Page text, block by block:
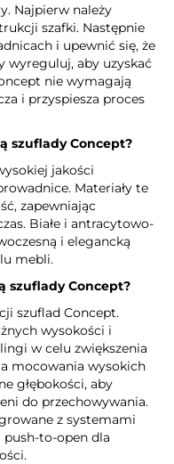
Najpierw należy
szafki. Następnie
i upewnić się, że
wyreguluj, aby uzyskać
nie wymagają
i przyspiesza proces
szuflady Concept?
jakości
Materiały te
zapewniając
Białe i antracytowo-
i elegancką
mebli.
szuflady Concept?
szuflad Concept.
wysokości i
w celu zwiększenia
mocowania wysokich
głębokości, aby
do przechowywania.
z systemami
to-open dla